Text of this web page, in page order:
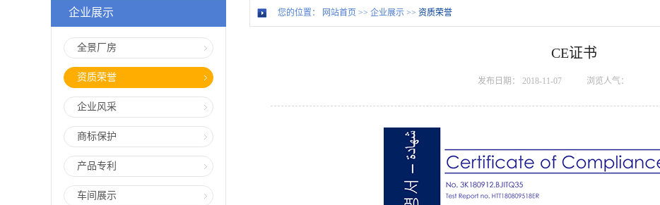
企业展示
全景厂房
资质荣誉
企业风采
商标保护
产品专利
车间展示
您的位置： 网站首页 >> 企业展示 >> 资质荣誉
CE证书
发布日期： 2018-11-07 浏览人气：